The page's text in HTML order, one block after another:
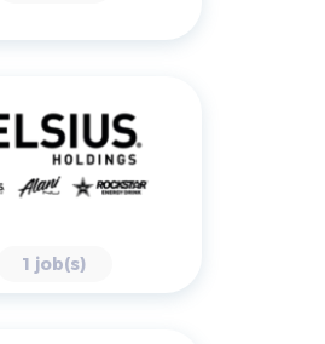
1 job(s)